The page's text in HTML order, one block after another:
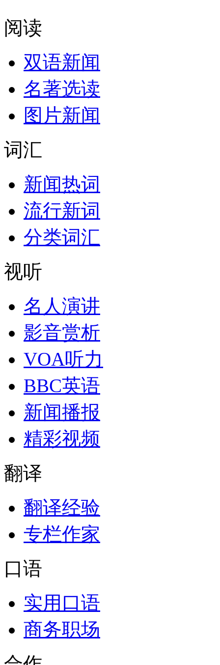
阅读
双语新闻
名著选读
图片新闻
词汇
新闻热词
流行新词
分类词汇
视听
名人演讲
影音赏析
VOA听力
BBC英语
新闻播报
精彩视频
翻译
翻译经验
专栏作家
口语
实用口语
商务职场